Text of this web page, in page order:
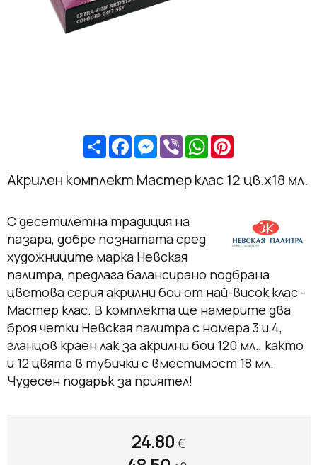
ShareFacebook
Messenger
ViberWhatsApp
Акрилен комплект Мастер клас 12 цв.х18 мл.
С десетилетна традиция на
пазара, добре познатата сред
художниците марка Невская
палитра, предлага балансирано подбрана
цветова серия акрилни бои от най-висок клас -
Мастер клас. В комплекта ще намерите два
броя четки Невская палитра с номера 3 и 4,
гланцов краен лак за акрилни бои 120 мл., както
и 12 цвята в тубички с вместимост 18 мл.
Чудесен подарък за приятел!
24.80 €